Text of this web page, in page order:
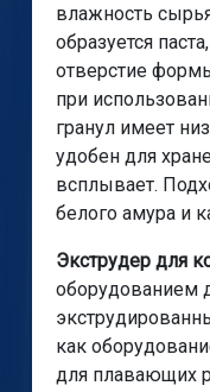
влажность
образуется
отверстие
при
гранул имеет
удобен для
всплывает.
белого амура и
Экструдер для
оборудованием
как
для плавающих